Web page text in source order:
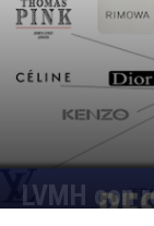
LVMH con